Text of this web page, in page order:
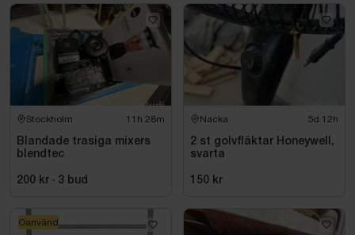
Stockholm 11h 28m
Blandade trasiga mixers
blendtec
200 kr · 3 bud
Nacka 5d 12h
2 st golvfläktar Honeywell,
svarta
150 kr
Oanvänd